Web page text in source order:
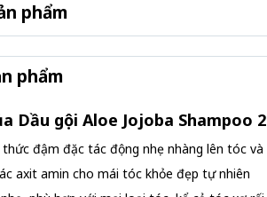
phẩm
phẩm
Dầu gội Aloe Jojoba Shampoo
thức đậm đặc tác động nhẹ nhàng lên tóc và
axit amin cho mái tóc khỏe đẹp tự nhiên